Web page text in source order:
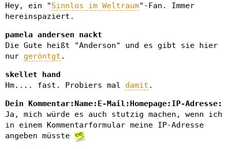
Hey, ein "Sinnlos im Weltraum"-Fan. Immer
hereinspaziert.
pamela andersen nackt
Die Gute heißt "Anderson" und es gibt sie hier
nur geröntgt .
skellet hand
Hm.... fast. Probiers mal damit .
Dein Kommentar:Name:E-Mail:Homepage:IP-Adresse:
Ja, mich würde es auch stutzig machen, wenn ich
in einem Kommentarformular meine IP-Adresse
angeben müsste